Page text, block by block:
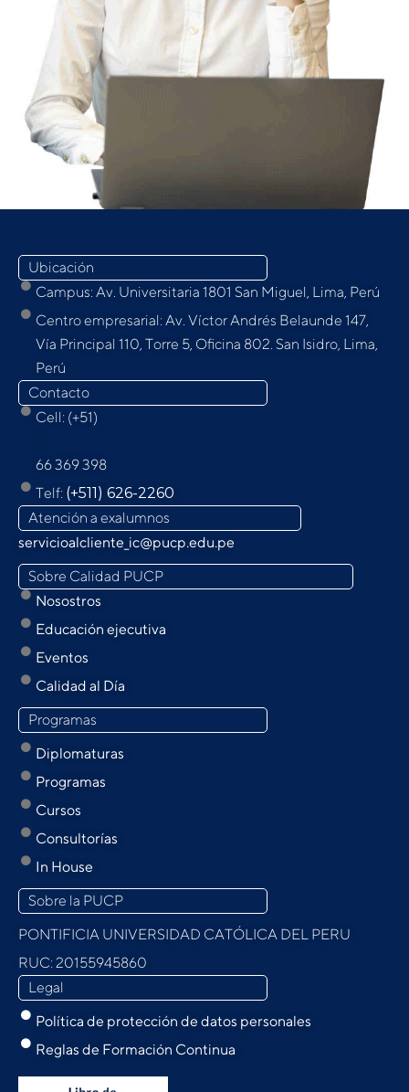
Ubicación
Campus: Av. Universitaria 1801 San Miguel, Lima, Perú
Centro empresarial: Av. Víctor Andrés Belaunde 147,
Vía Principal 110, Torre 5, Oﬁcina 802. San Isidro, Lima,
Perú
Contacto
Cell: (+51)
66 369 398
Telf: (+511) 626-2260
Atención a exalumnos
servicioalcliente_ic@pucp.edu.pe
Sobre Calidad PUCP
Nosostros
Educación ejecutiva
Eventos
Calidad al Día
Programas
Diplomaturas
Programas
Cursos
Consultorías
In House
Sobre la PUCP
PONTIFICIA UNIVERSIDAD CATÓLICA DEL PERU
RUC: 20155945860
Legal
Política de protección de datos personales
Reglas de Formación Continua